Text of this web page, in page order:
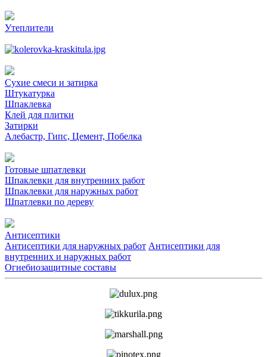
Утеплители
Сухие смеси и затирка
Штукатурка
Шпаклевка
Клей для плитки
Затирки
Алебастр, Гипс, Цемент, Побелка
Готовые шпатлевки
Шпаклевки для внутренних работ
Шпаклевки для наружных работ
Шпатлевки по дереву
Антисептики
Антисептики для наружных работ Антисептики для
внутренних и наружных работ
Огнебиозащитные составы